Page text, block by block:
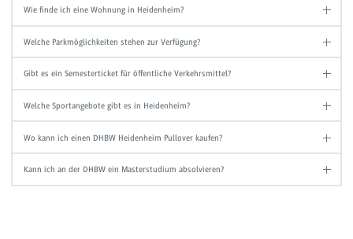
Wie finde ich eine Wohnung in Heidenheim?
Welche Parkmöglichkeiten stehen zur Verfügung?
Gibt es ein Semesterticket für öffentliche Verkehrsmittel?
Welche Sportangebote gibt es in Heidenheim?
Wo kann ich einen DHBW Heidenheim Pullover kaufen?
Kann ich an der DHBW ein Masterstudium absolvieren?